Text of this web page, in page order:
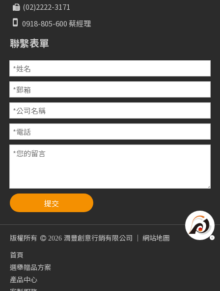
(02)2222-3171
 0918-805-600 蔡經理
聯繫表單
提交
版權所有  2026 潤豐創意行銷有限公司 ｜ 網站地圖
首頁
選舉贈品方案
產品中心